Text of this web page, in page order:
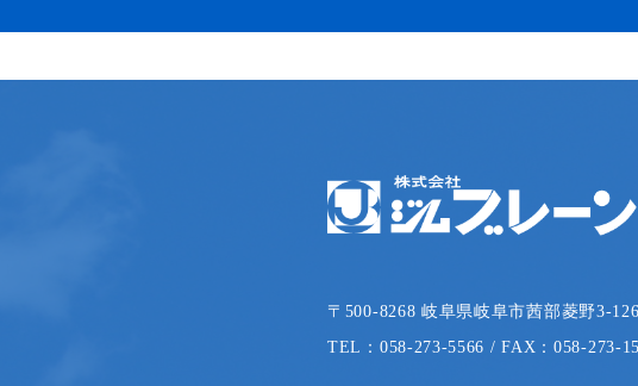
〒500-8268 岐阜県岐阜市茜部菱野3-
TEL：058-273-5566 / FAX：058-273-